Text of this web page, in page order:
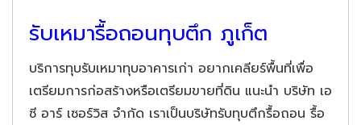
รับเหมารื้อถอนทุบตึก ภูเก็ต
บริการทุบรับเหมาทุบอาคารเก่า อยากเคลียร์พื้นที่เพื่อ
เตรียมการก่อสร้างหรือเตรียมขายที่ดิน แนะนำ บริษัท เอ
ซี อาร์ เซอร์วิส จำกัด เราเป็นบริษัทรับทุบตึกรื้อถอน รื้อ